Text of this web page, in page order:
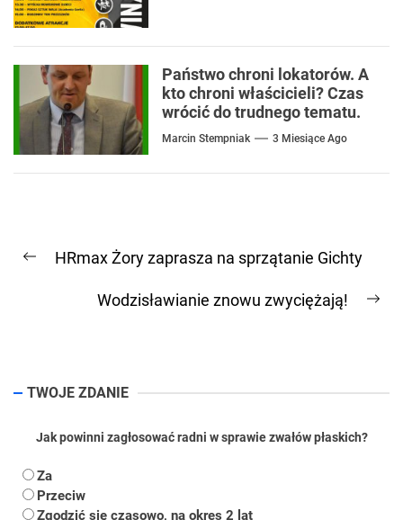
Państwo chroni lokatorów. A
kto chroni właścicieli? Czas
wrócić do trudnego tematu.
Marcin Stempniak 3 Miesiące Ago
wpisu
Previous
HRmax Żory zaprasza na sprzątanie Gichty
Wodzisławianie znowu zwyciężają!
TWOJE ZDANIE
Jak powinni zagłosować radni w sprawie zwałów płaskich?
Za
Przeciw
Zgodzić się czasowo, na okres 2 lat